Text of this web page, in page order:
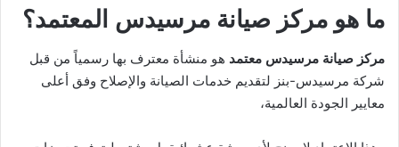
ما هو مركز صيانة مرسيدس المعتمد؟
مركز صيانة مرسيدس معتمد هو منشأة معترف بها رسمياً من قبل
شركة مرسيدس-بنز لتقديم خدمات الصيانة والإصلاح وفق أعلى
معايير الجودة العالمية،